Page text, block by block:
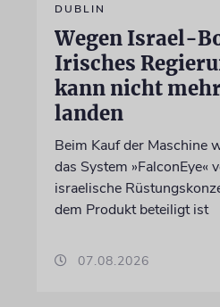
DUBLIN
Wegen Israel-
Irisches
kann nicht
landen
Beim Kauf der Maschine
das System »FalconEye«
israelische
dem Produkt beteiligt ist
07.08.2026